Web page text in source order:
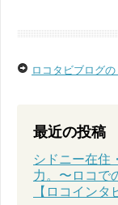
ロコタビブログ
最近の投稿
シドニー在住
力。〜ロコで
【ロコインタ